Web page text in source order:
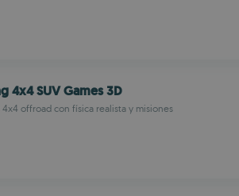
4x4 SUV Games 3D
4x4 offroad con física realista y misiones